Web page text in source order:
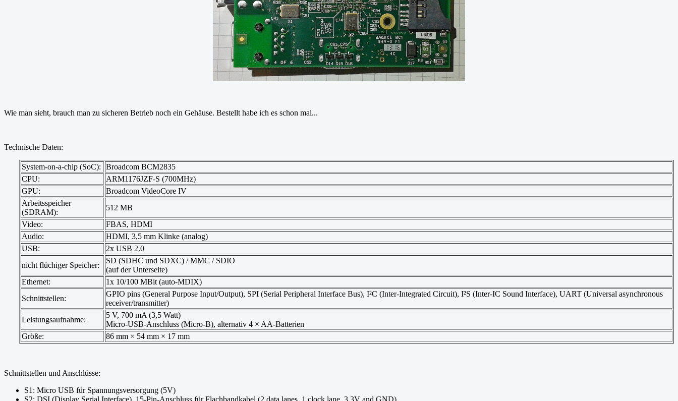
Wie man sieht, brauch man zu sicheren Betrieb noch ein Gehäuse. Bestellt habe ich es schon mal...
Technische Daten:
System-on-a-chip (SoC):
Broadcom BCM2835
CPU:
ARM1176JZF-S (700MHz)
GPU:
Broadcom VideoCore IV
Arbeitsspeicher
(SDRAM):
512 MB
Video:
FBAS, HDMI
Audio:
HDMI, 3,5 mm Klinke (analog)
USB:
2x USB 2.0
nicht flüchiger Speicher:
SD (SDHC und SDXC) / MMC / SDIO
(auf der Unterseite)
Ethernet:
1x 10/100 MBit (auto-MDIX)
Schnittstellen:
GPIO pins (General Purpose Input/Output), SPI (Serial Peripheral Interface Bus), I²C (Inter-Integrated Circuit), I²S (Inter-IC Sound Interface), UART (Universal asynchronous
receiver/transmitter)
Leistungsaufnahme:
5 V, 700 mA (3,5 Watt)
Micro-USB-Anschluss (Micro-B), alternativ 4 × AA-Batterien
Größe:
86 mm × 54 mm × 17 mm
Schnittstellen und Anschlüsse:
S1: Micro USB für Spannungsversorgung (5V)
S2: DSI (Display Serial Interface). 15-Pin-Anschluss für Flachbandkabel (2 data lanes, 1 clock lane, 3.3V and GND).